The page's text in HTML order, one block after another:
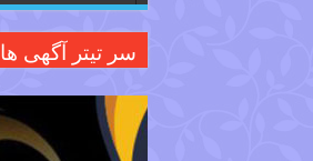
سر تیتر آگهی ها